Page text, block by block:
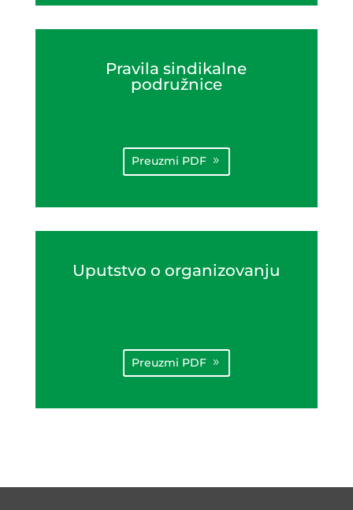
Pravila sindikalne
podružnice
Preuzmi PDF
Uputstvo o organizovanju
Preuzmi PDF